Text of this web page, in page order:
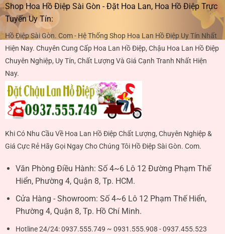
Shop Hoa Hồ Điệp Sài Gòn - Đặt Hoa Lan, Hoa Hồ Điệp Trực
Tuyến Uy Tín:
Hồ Điệp Sài Gòn. Com - Hệ Thống Shop Hoa Lan Hồ Điệp Uy Tín Nhất
Hiện Nay. Chuyên Cung Cấp Hoa Lan Hồ Điệp, Chậu Hoa Lan Hồ Điệp
Chuyên Nghiệp, Uy Tín, Chất Lượng Và Giá Cạnh Tranh Nhất Hiện
Nay.
Khi Có Nhu Cầu Về Hoa Lan Hồ Điệp Chất Lượng, Chuyên Nghiệp &
Giá Cực Rẻ Hãy Gọi Ngay Cho Chúng Tôi Hồ Điệp Sài Gòn. Com.
Văn Phòng Điều Hành: Số 4~6 Lô 12 Đường Phạm Thế
Hiển, Phường 4, Quận 8, Tp. HCM.
Cửa Hàng - Showroom: Số 4~6 Lô 12 Phạm Thế Hiển,
Phường 4, Quận 8, Tp. Hồ Chí Minh.
Hotline 24/24:0937.555.749 ~ 0931.555.908 - 0937.455.523